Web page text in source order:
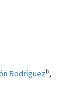
Rodríguezb,